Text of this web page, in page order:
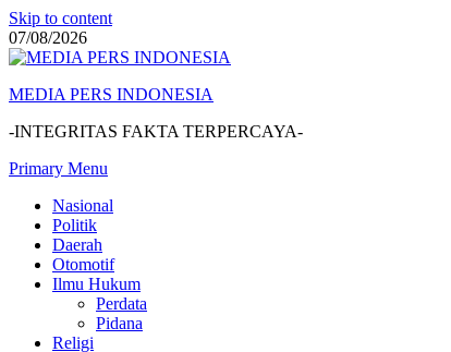
Skip to content
07/08/2026
MEDIA PERS INDONESIA
-INTEGRITAS FAKTA TERPERCAYA-
Primary Menu
Nasional
Politik
Daerah
Otomotif
Ilmu Hukum
Perdata
Pidana
Religi